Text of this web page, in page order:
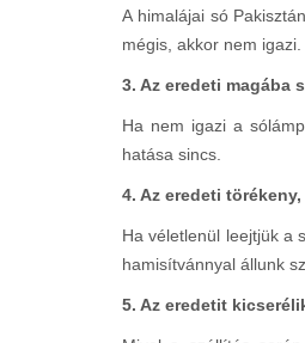
A himalájai só
mégis, akkor nem igazi.
3. Az eredeti magába
Ha nem igazi a
hatása sincs.
4. Az eredeti
Ha véletlenül leejtjük a
hamisítvánnyal állunk
5. Az eredetit